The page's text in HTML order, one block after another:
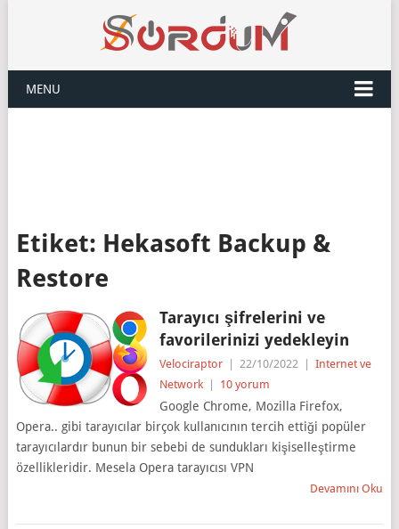
MENU
Etiket: Hekasoft Backup &
Restore
Tarayıcı şifrelerini ve
favorilerinizi yedekleyin
Velociraptor 22/10/2022
Internet ve
Network
10 yorum
Google Chrome, Mozilla Firefox,
Opera.. gibi tarayıcılar birçok kullanıcının tercih ettiği popüler
tarayıcılardır bunun bir sebebi de sundukları kişiselleştirme
özellikleridir. Mesela Opera tarayıcısı VPN
Devamını Oku